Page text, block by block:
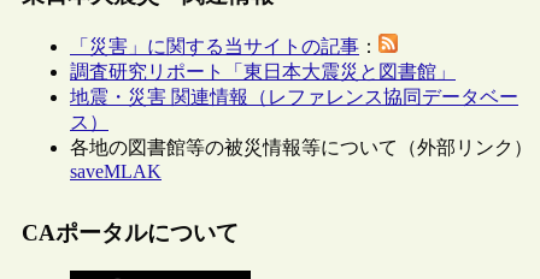
「災害」に関する当サイトの記事 ：
調査研究リポート「東日本大震災と図書館」
地震・災害 関連情報（レファレンス協同データベー
ス）
各地の図書館等の被災情報等について（外部リンク）
saveMLAK
CAポータルについて